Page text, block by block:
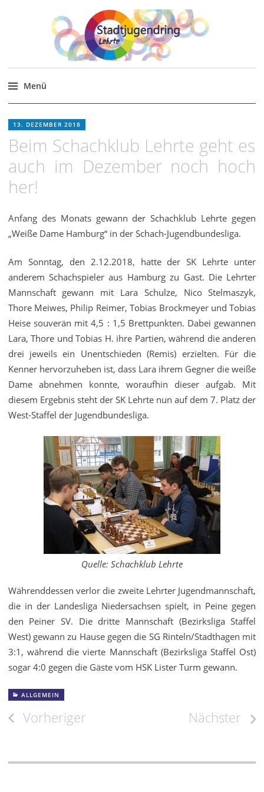
Stadtjugendring Lehrte
Themen, Veranstaltungen für junge Menschen in
und um Lehrte.
Menü
Inhalt
13. DEZEMBER 2018
Beim Schachklub Lehrte geht es
auch im Dezember noch hoch
her!
Anfang des Monats gewann der Schachklub Lehrte gegen
„Weiße Dame Hamburg“ in der Schach-Jugendbundesliga.
Am Sonntag, den 2.12.2018, hatte der SK Lehrte unter
anderem Schachspieler aus Hamburg zu Gast. Die Lehrter
Mannschaft gewann mit Lara Schulze, Nico Stelmaszyk,
Thore Meiwes, Philip Reimer, Tobias Brockmeyer und Tobias
Heise souverän mit 4,5 : 1,5 Brettpunkten. Dabei gewannen
Lara, Thore und Tobias H. ihre Partien, während die anderen
drei jeweils ein Unentschieden (Remis) erzielten. Für die
Kenner hervorzuheben ist, dass Lara ihrem Gegner die weiße
Dame abnehmen konnte, woraufhin dieser aufgab. Mit
diesem Ergebnis steht der SK Lehrte nun auf dem 7. Platz der
West-Staffel der Jugendbundesliga.
Quelle: Schachklub Lehrte
Währenddessen verlor die zweite Lehrter Jugendmannschaft,
die in der Landesliga Niedersachsen spielt, in Peine gegen
den Peiner SV. Die dritte Mannschaft (Bezirksliga Staffel
West) gewann zu Hause gegen die SG Rinteln/Stadthagen mit
3:1, während die vierte Mannschaft (Bezirksliga Staffel Ost)
sogar 4:0 gegen die Gäste vom HSK Lister Turm gewann.
ALLGEMEIN
Beitragsnavigation
Vorheriger Nächster